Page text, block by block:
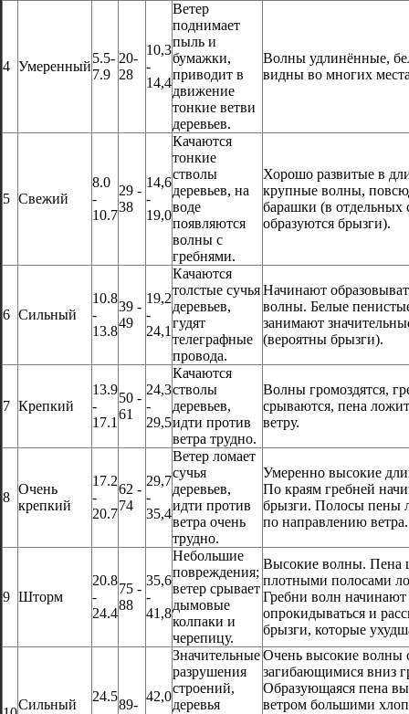
4 Умеренный
5.5-
7.9
20-
28
10,3
-
14,4
Ветер
поднимает
пыль и
бумажки,
приводит в
движение
тонкие ветви
деревьев.
Волны удлинённые,
видны во многих
5 Свежий
8.0
-
10.7
29 -
38
14,6
-
19,0
Качаются
тонкие
стволы
деревьев, на
воде
появляются
волны с
гребнями.
Хорошо развитые в
крупные волны,
барашки (в отдельных
образуются брызги).
6 Сильный
10.8
-
13.8
39 -
49
19,2
-
24,1
Качаются
толстые сучья
деревьев,
гудят
телеграфные
провода.
Начинают
волны. Белые
занимают
(вероятны брызги).
7 Крепкий
13.9
-
17.1
50 -
61
24,3
-
29,5
Качаются
стволы
деревьев,
идти против
ветра трудно.
Волны громоздятся,
срываются, пена
ветру.
8
Очень
крепкий
17.2
-
20.7
62 -
74
29,7
-
35,4
Ветер ломает
сучья
деревьев,
идти против
ветра очень
трудно.
Умеренно высокие
По краям гребней
брызги. Полосы пены
по направлению ветра.
9 Шторм
20.8
-
24.4
75 -
88
35,6
-
41,8
Небольшие
повреждения;
ветер срывает
дымовые
колпаки и
черепицу.
Высокие волны. Пена
плотными полосами
Гребни волн начинают
опрокидываться и
брызги, которые
Сильный
24.5
89-
42,0
Значительные
разрушения
строений,
деревья
Очень высокие волны
загибающимися вниз
Образующаяся пена
ветром большими